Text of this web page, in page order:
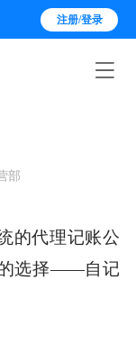
注册/登录

部
的代理记账公
的选择——自记